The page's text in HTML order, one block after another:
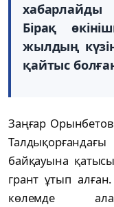
хабарлайды
Бірақ
жылдың
қайтыс
Заңғар
байқауына
грант ұтып
көлемде